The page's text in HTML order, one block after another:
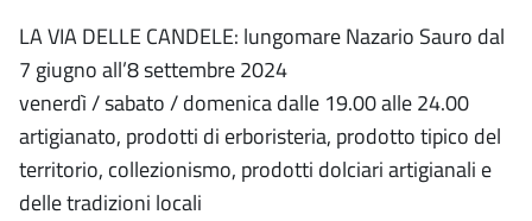
LA VIA DELLE CANDELE: lungomare Nazario Sauro dal
7 giugno all’8 settembre 2024
venerdì / sabato / domenica dalle 19.00 alle 24.00
artigianato, prodotti di erboristeria, prodotto tipico del
territorio, collezionismo, prodotti dolciari artigianali e
delle tradizioni locali